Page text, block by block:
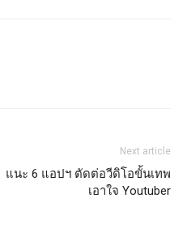
Next article
แนะ 6 แอปฯ ตัดต่อวีดิโอขั้นเทพ
เอาใจ Youtuber